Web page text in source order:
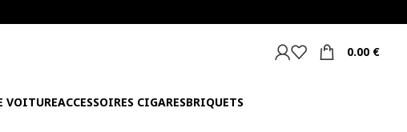
0.00 €
VOITUREACCESSOIRES CIGARESBRIQUETS